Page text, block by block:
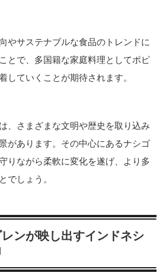
やサステナブルな食品のトレンドに
とで、多国籍な家庭料理としてポピ
していくことが期待されます。
、さまざまな文明や歴史を取り込み
があります。その中心にあるナシゴ
りながら柔軟に変化を遂げ、より多
でしょう。
ンが映し出すインドネシ